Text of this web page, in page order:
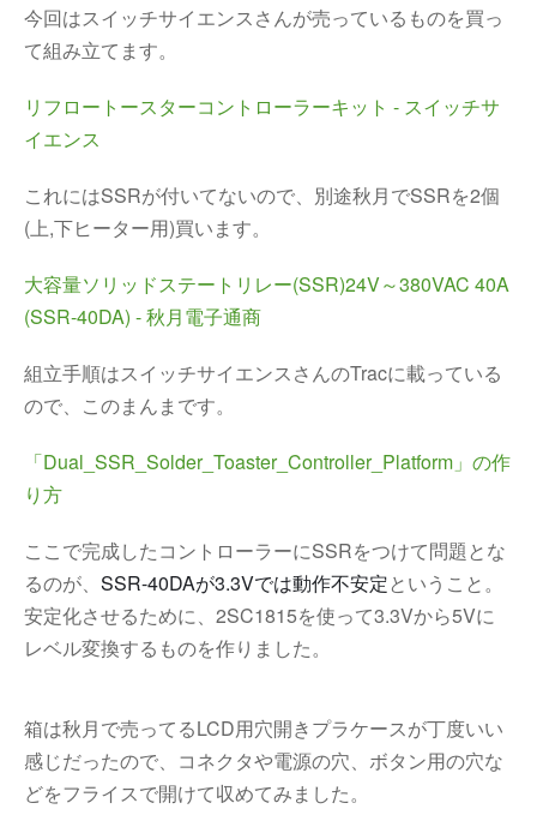
今回はスイッチサイエンスさんが売っているものを買っ
て組み立てます。
リフロートースターコントローラーキット - スイッチサ
イエンス
これにはSSRが付いてないので、別途秋月でSSRを2個
(上,下ヒーター用)買います。
大容量ソリッドステートリレー(SSR)24V～380VAC 40A
(SSR-40DA) - 秋月電子通商
組立手順はスイッチサイエンスさんのTracに載っている
ので、このまんまです。
「Dual_SSR_Solder_Toaster_Controller_Platform」の作
り方
ここで完成したコントローラーにSSRをつけて問題とな
るのが、 SSR-40DAが3.3Vでは動作不安定ということ。
安定化させるために、2SC1815を使って3.3Vから5Vに
レベル変換するものを作りました。
箱は秋月で売ってるLCD用穴開きプラケースが丁度いい
感じだったので、コネクタや電源の穴、ボタン用の穴な
どをフライスで開けて収めてみました。